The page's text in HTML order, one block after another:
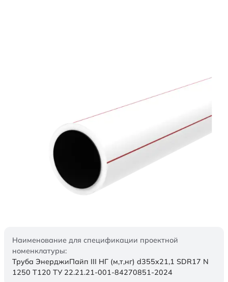
Наименование для спецификации проектной
номенклатуры:
Труба ЭнерджиПайп III НГ (м,т,нг) d355x21,1 SDR17 N
1250 Т120 ТУ 22.21.21-001-84270851-2024